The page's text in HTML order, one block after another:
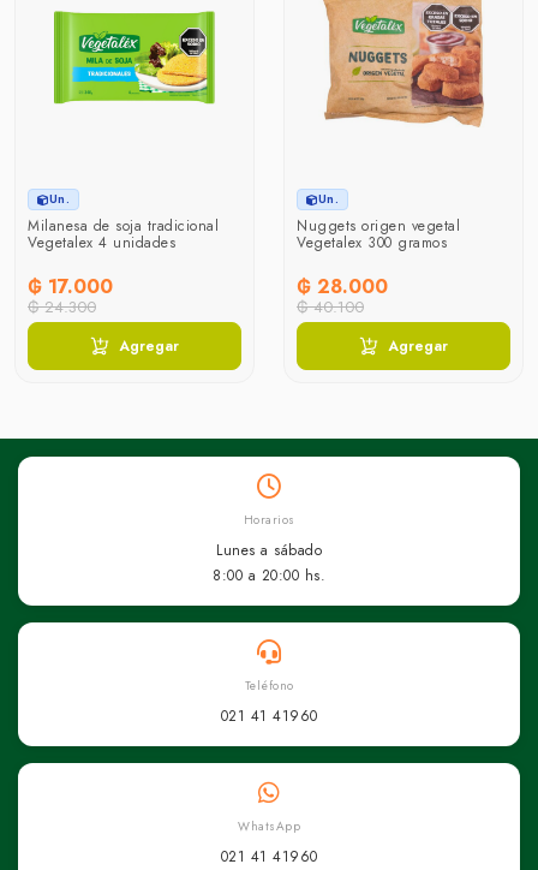
Un.
Milanesa de soja tradicional
Vegetalex 4 unidades
₲ 17.000
₲ 24.300
Agregar
Un.
Nuggets origen vegetal
Vegetalex 300 gramos
₲ 28.000
₲ 40.100
Agregar
Horarios
Lunes a sábado
8:00 a 20:00 hs.
Teléfono
021 41 41960
WhatsApp
021 41 41960